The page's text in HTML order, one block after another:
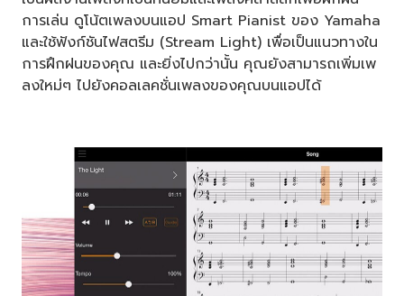
การเล่น ดูโน้ตเพลงบนแอป Smart Pianist ของ Yamaha
และใช้ฟังก์ชันไฟสตรีม (Stream Light) เพื่อเป็นแนวทางใน
การฝึกฝนของคุณ และยิ่งไปกว่านั้น คุณยังสามารถเพิ่มเพ
ลงใหม่ๆ ไปยังคอลเลคชั่นเพลงของคุณบนแอปได้